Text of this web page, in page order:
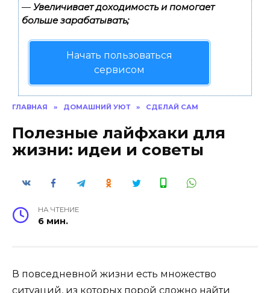
— Увеличивает доходимость и помогает
больше зарабатывать;
Начать пользоваться
сервисом
ГЛАВНАЯ » ДОМАШНИЙ УЮТ » СДЕЛАЙ САМ
Полезные лайфхаки для
жизни: идеи и советы
НА ЧТЕНИЕ
6 мин.
В повседневной жизни есть множество
ситуаций, из которых порой сложно найти